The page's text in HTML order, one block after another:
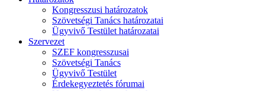
Kongresszusi határozatok
Szövetségi Tanács határozatai
Ügyvivő Testület határozatai
Szervezet
SZEF kongresszusai
Szövetségi Tanács
Ügyvivő Testület
Érdekegyeztetés fórumai